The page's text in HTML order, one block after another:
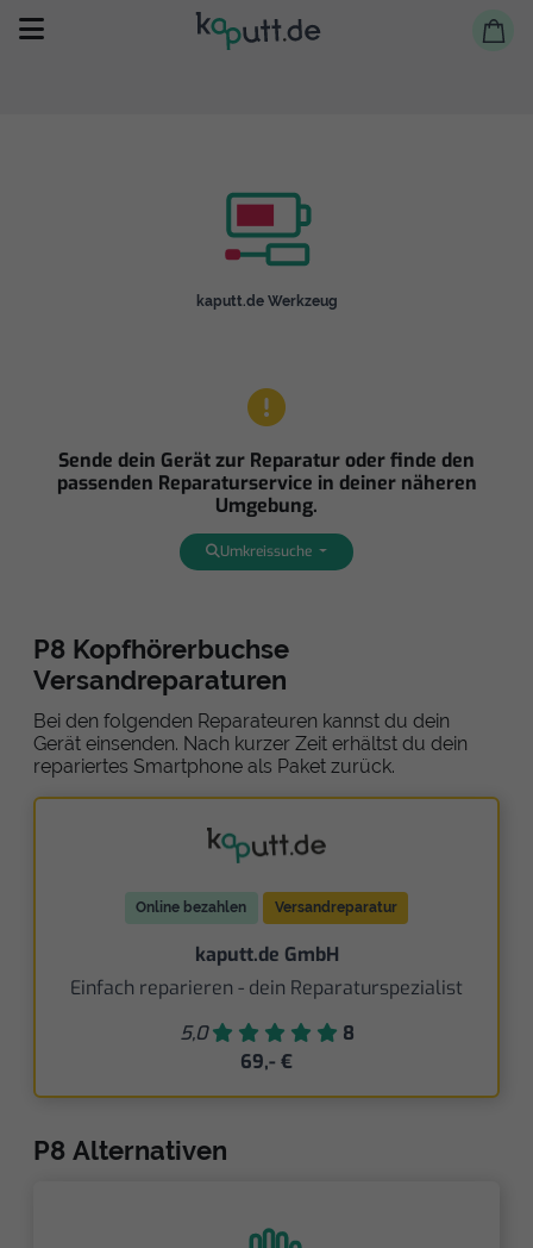
Selbst reparieren
kaputt.de Werkzeug
Sende dein Gerät zur Reparatur oder finde den
passenden Reparaturservice in deiner näheren
Umgebung.
Umkreissuche
P8 Kopfhörerbuchse
Versandreparaturen
Bei den folgenden Reparateuren kannst du dein
Gerät einsenden. Nach kurzer Zeit erhältst du dein
repariertes Smartphone als Paket zurück.
Online bezahlen Versandreparatur
kaputt.de GmbH
Einfach reparieren - dein Reparaturspezialist
5,0
8
69,- €
P8 Alternativen